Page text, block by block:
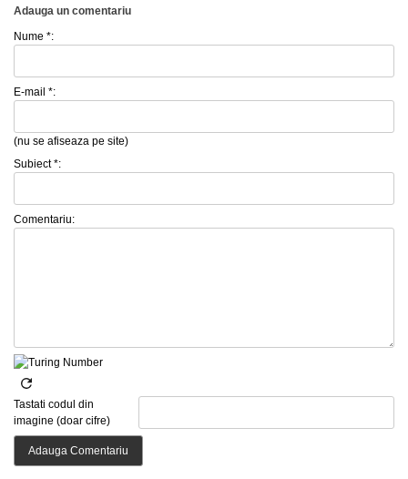
Adauga un comentariu
Nume *:
E-mail *:
(nu se afiseaza pe site)
Subiect *:
Comentariu:
Tastati codul din
imagine (doar cifre)